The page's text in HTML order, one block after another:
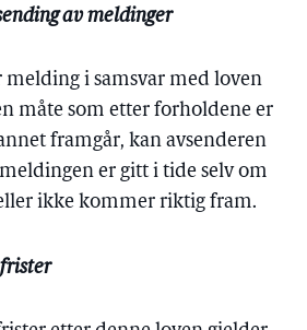
av meldinger
melding i samsvar med loven
måte som etter forholdene er
framgår, kan avsenderen
er gitt i tide selv om
ikke kommer riktig fram.
frister